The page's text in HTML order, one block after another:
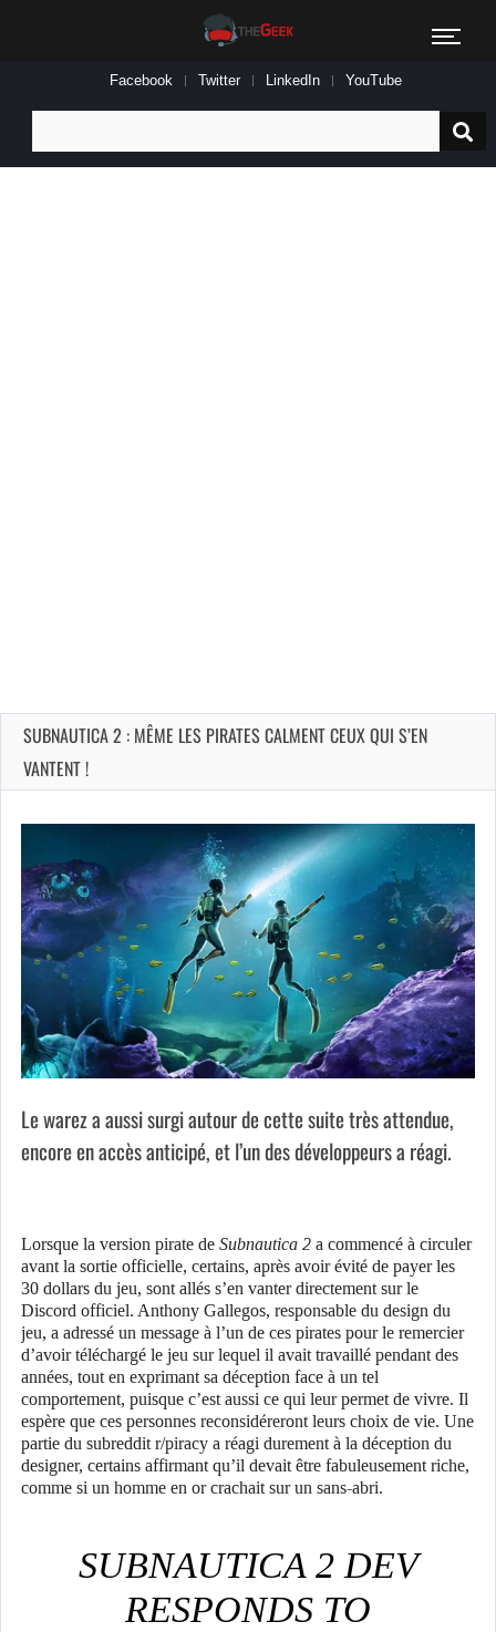
Facebook Twitter LinkedIn YouTube
for:
SUBNAUTICA 2 : MÊME LES PIRATES CALMENT CEUX QUI S’EN
VANTENT !
Le warez a aussi surgi autour de cette suite très attendue,
encore en accès anticipé, et l’un des développeurs a réagi.
Lorsque la version pirate de Subnautica 2 a commencé à circuler
avant la sortie officielle, certains, après avoir évité de payer les
30 dollars du jeu, sont allés s’en vanter directement sur le
Discord officiel. Anthony Gallegos, responsable du design du
jeu, a adressé un message à l’un de ces pirates pour le remercier
d’avoir téléchargé le jeu sur lequel il avait travaillé pendant des
années, tout en exprimant sa déception face à un tel
comportement, puisque c’est aussi ce qui leur permet de vivre. Il
espère que ces personnes reconsidéreront leurs choix de vie. Une
partie du subreddit r/piracy a réagi durement à la déception du
designer, certains affirmant qu’il devait être fabuleusement riche,
comme si un homme en or crachait sur un sans-abri.
SUBNAUTICA 2 DEV
RESPONDS TO